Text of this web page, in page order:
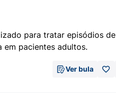
para tratar episódios de
em pacientes adultos.
Ver bula